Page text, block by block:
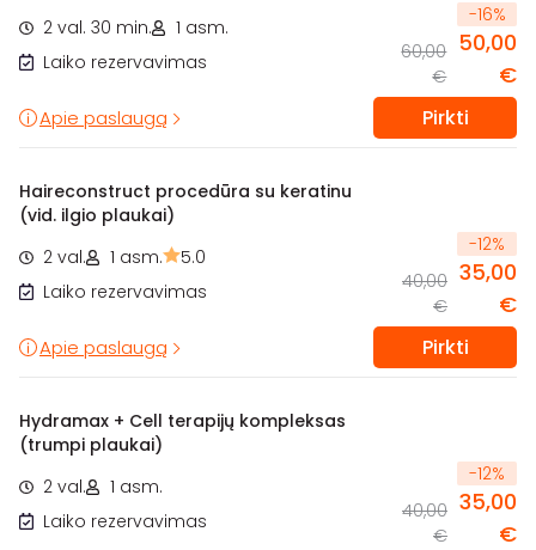
2 val. 30 min.
1 asm.
Laiko rezervavimas
-16%
60,00
€
50,00
€
Apie paslaugą Pirkti
Haireconstruct procedūra su keratinu
(vid. ilgio plaukai)
2 val.
1 asm.
5.0
Laiko rezervavimas
-12%
40,00
€
35,00
€
Apie paslaugą Pirkti
Hydramax + Cell terapijų kompleksas
(trumpi plaukai)
2 val.
1 asm.
Laiko rezervavimas
-12%
40,00
€
35,00
€